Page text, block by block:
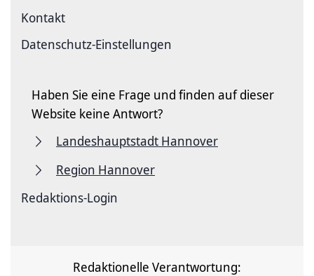
Kontakt
Datenschutz-Einstellungen
Haben Sie eine Frage und finden auf dieser
Website keine Antwort?
Landeshauptstadt Hannover
Region Hannover
Redaktions-Login
Redaktionelle Verantwortung: